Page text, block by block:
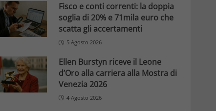
Fisco e conti correnti: la doppia
soglia di 20% e 71mila euro che
scatta gli accertamenti
5 Agosto 2026
Ellen Burstyn riceve il Leone
d’Oro alla carriera alla Mostra di
Venezia 2026
4 Agosto 2026